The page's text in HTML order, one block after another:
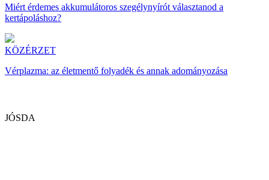
Miért érdemes akkumulátoros szegélynyírót választanod a
kertápoláshoz?
KÖZÉRZET
Vérplazma: az életmentő folyadék és annak adományozása
JÓSDA